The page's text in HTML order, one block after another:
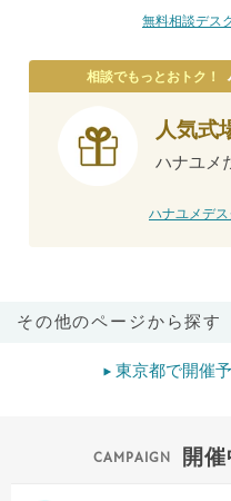
無料相談デス
相談でもっとおトク！
人気式
ハナユメ
ハナユメデ
その他のページから探す
東京都で開催
開